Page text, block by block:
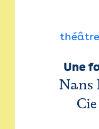
théâtre
Une
Nans